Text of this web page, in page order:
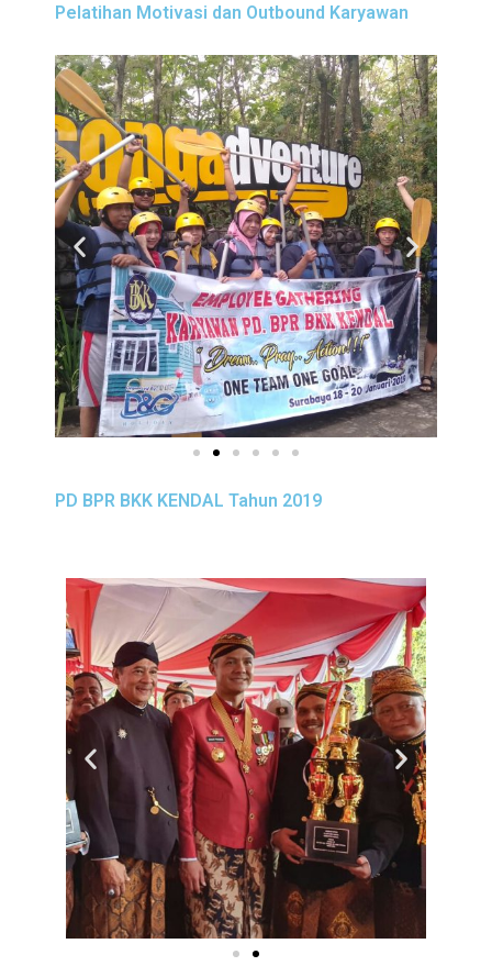
Pelatihan Motivasi dan Outbound Karyawan
PD BPR BKK KENDAL Tahun 2019